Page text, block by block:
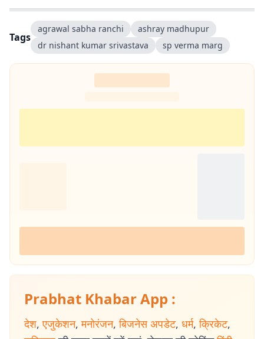
Tags
agrawal sabha ranchi
ashray madhupur
dr nishant kumar srivastava
sp verma marg
Prabhat Khabar App :
देश, एजुकेशन, मनोरंजन, बिजनेस अपडेट, धर्म, क्रिकेट,